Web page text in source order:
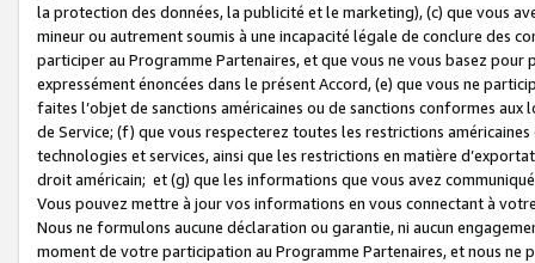
la protection des données, la publicité et le marketing), (c) que vous
mineur ou autrement soumis à une incapacité légale de conclure des
participer au Programme Partenaires, et que vous ne vous basez
expressément énoncées dans le présent Accord, (e) que vous ne
faites l’objet de sanctions américaines ou de sanctions conformes
de Service; (f) que vous respecterez toutes les restrictions
technologies et services, ainsi que les restrictions en matière
droit américain; et (g) que les informations que vous avez
Vous pouvez mettre à jour vos informations en vous connectant à
Nous ne formulons aucune déclaration ou garantie, ni aucun
moment de votre participation au Programme Partenaires, et nous